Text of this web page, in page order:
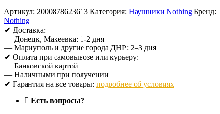
Артикул: 2000878623613 Категория: Наушники Nothing Бренд:
Nothing
✔ Доставка:
— Донецк, Макеевка: 1-2 дня
— Мариуполь и другие города ДНР: 2–3 дня
✔ Оплата при самовывозе или курьеру:
— Банковской картой
— Наличными при получении
✔ Гарантия на все товары: подробнее об условиях
Есть вопросы?